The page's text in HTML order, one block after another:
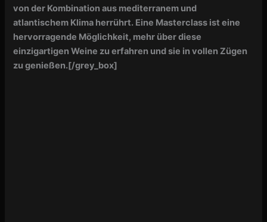
von der Kombination aus mediterranem und
atlantischem Klima herrührt. Eine Masterclass ist eine
hervorragende Möglichkeit, mehr über diese
einzigartigen Weine zu erfahren und sie in vollen Zügen
zu genießen.[/grey_box]